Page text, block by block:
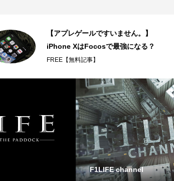
【アプレゲールですいません。】
iPhone XはFocosで最強になる？
FREE【無料記事】
F1LIFE channel